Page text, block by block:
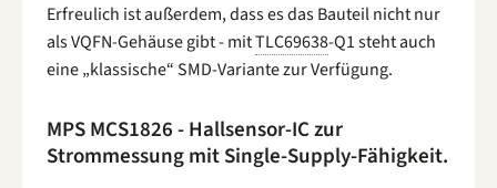
Erfreulich ist außerdem, dass es das Bauteil nicht nur
als VQFN-Gehäuse gibt - mitTLC69638-Q1 steht auch
eine „klassische“ SMD-Variante zur Verfügung.
MPS MCS1826 - Hallsensor-IC zur
Strommessung mit Single-Supply-Fähigkeit.